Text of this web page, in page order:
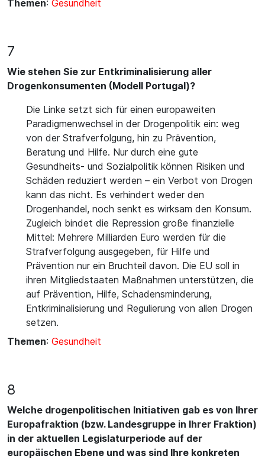
Themen: Gesundheit
7
Wie stehen Sie zur Entkriminalisierung aller
Drogenkonsumenten (Modell Portugal)?
Die Linke setzt sich für einen europaweiten
Paradigmenwechsel in der Drogenpolitik ein: weg
von der Strafverfolgung, hin zu Prävention,
Beratung und Hilfe. Nur durch eine gute
Gesundheits- und Sozialpolitik können Risiken und
Schäden reduziert werden – ein Verbot von Drogen
kann das nicht. Es verhindert weder den
Drogenhandel, noch senkt es wirksam den Konsum.
Zugleich bindet die Repression große finanzielle
Mittel: Mehrere Milliarden Euro werden für die
Strafverfolgung ausgegeben, für Hilfe und
Prävention nur ein Bruchteil davon. Die EU soll in
ihren Mitgliedstaaten Maßnahmen unterstützen, die
auf Prävention, Hilfe, Schadensminderung,
Entkriminalisierung und Regulierung von allen Drogen
setzen.
Themen: Gesundheit
8
Welche drogenpolitischen Initiativen gab es von Ihrer
Europafraktion (bzw. Landesgruppe in Ihrer Fraktion)
in der aktuellen Legislaturperiode auf der
europäischen Ebene und was sind Ihre konkreten